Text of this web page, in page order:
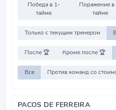
Победа в 1-
тайме
Поражение
тайме
Только с текущим тренером
После 🏆 Кроме после 🏆
Все
PACOS DE FERREIRA